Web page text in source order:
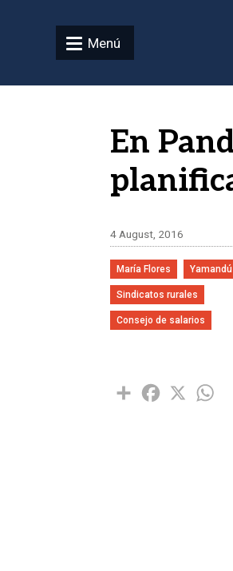
Menú
En
4 August, 2016
María Flores
Sindicatos rurales
Consejo de salarios
Share Facebook
X